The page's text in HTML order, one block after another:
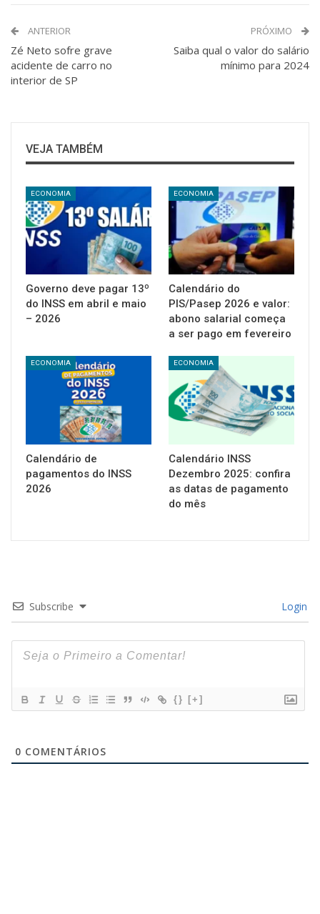
ANTERIOR
Zé Neto sofre grave
acidente de carro no
interior de SP
PRÓXIMO
Saiba qual o valor do salário
mínimo para 2024
VEJA TAMBÉM
ECONOMIA
Governo deve pagar 13º
do INSS em abril e maio
– 2026
ECONOMIA
Calendário do
PIS/Pasep 2026 e valor:
abono salarial começa
a ser pago em fevereiro
ECONOMIA
Calendário de
pagamentos do INSS
2026
ECONOMIA
Calendário INSS
Dezembro 2025: confira
as datas de pagamento
do mês
Subscribe Login
{} [+]
0 COMENTÁRIOS